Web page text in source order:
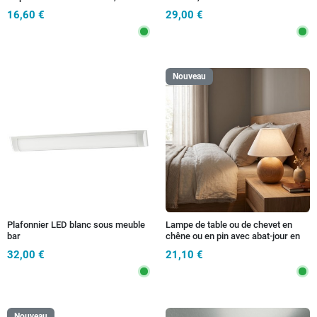
16,60 € 29,00 €
Plafonnier LED blanc sous meuble
bar
32,00 €
Nouveau
Lampe de table ou de chevet en
chêne ou en pin avec abat-jour en
21,10 €